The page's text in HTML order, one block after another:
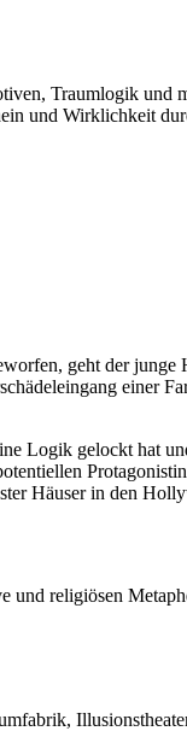
Traumlogik und
und Wirklichkeit
geht der
einer
Logik gelockt hat
Häuser in den
und religiösen